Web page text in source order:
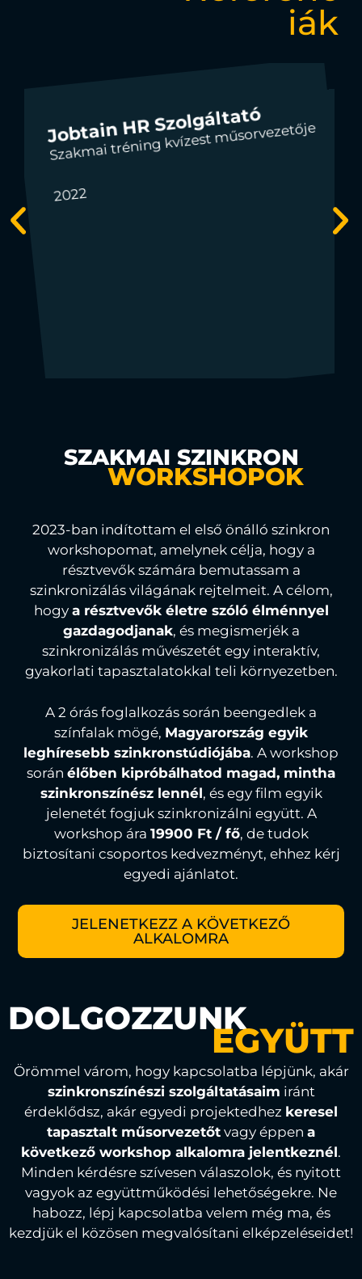
iák
Jobtain HR Szolgáltató
Szakmai tréning kvízest műsorvezetője
2022
SZAKMAI SZINKRON
WORKSHOPOK
2023-ban indítottam el első önálló szinkron
workshopomat, amelynek célja, hogy a
résztvevők számára bemutassam a
szinkronizálás világának rejtelmeit. A célom,
hogy a résztvevők életre szóló élménnyel
gazdagodjanak, és megismerjék a
szinkronizálás művészetét egy interaktív,
gyakorlati tapasztalatokkal teli környezetben.
A 2 órás foglalkozás során beengedlek a
színfalak mögé, Magyarország egyik
leghíresebb szinkronstúdiójába. A workshop
során élőben kipróbálhatod magad, mintha
szinkronszínész lennél, és egy film egyik
jelenetét fogjuk szinkronizálni együtt. A
workshop ára 19900 Ft / fő, de tudok
biztosítani csoportos kedvezményt, ehhez kérj
egyedi ajánlatot.
JELENETKEZZ A KÖVETKEZŐ
ALKALOMRA
DOLGOZZUNK
EGYÜTT
Örömmel várom, hogy kapcsolatba lépjünk, akár
szinkronszínészi szolgáltatásaim iránt
érdeklődsz, akár egyedi projektedhez keresel
tapasztalt műsorvezetőt vagy éppen a
következő workshop alkalomra jelentkeznél.
Minden kérdésre szívesen válaszolok, és nyitott
vagyok az együttműködési lehetőségekre. Ne
habozz, lépj kapcsolatba velem még ma, és
kezdjük el közösen megvalósítani elképzeléseidet!